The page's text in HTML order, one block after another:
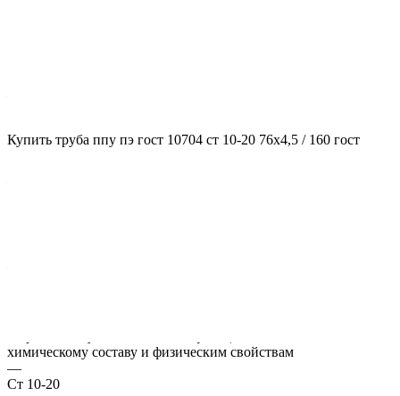
Купить труба ппу пэ гост 10704 ст 10-20 76x4,5 / 160 гост
Диаметр трубы, мм
?
химическому составу и физическим свойствам
—
Ст 10-20